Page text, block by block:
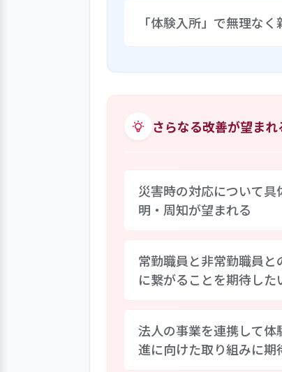
入居者それぞれの日々の
て磨くね」との入居者の言
「無くなってから買いまし
れており高く評価したい。
「体験入所」で無理な
ら様子を観察し、また、利
価する。
さらなる改善が望まれ
災害時の対応について
明・周知が望まれる
能性を予見しながら行動し
い状況にある。現在、事業
常勤職員と非常勤職員
に繋がることを期待した
もある。一方で、非常勤職
ており、常勤職員とのコミ
法人の事業を連携して
進に向けた取り組みに期